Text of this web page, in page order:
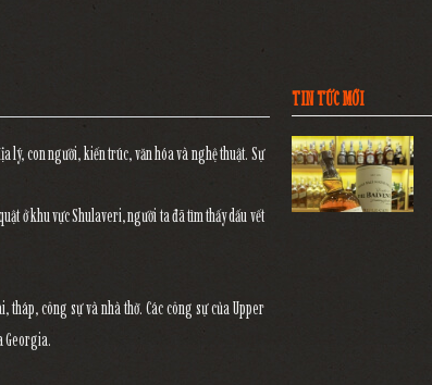
lý, con người, kiến trúc, văn hóa và nghệ thuật. Sự
ở khu vực Shulaveri, người ta đã tìm thấy dấu vết
tháp, công sự và nhà thờ. Các công sự của Upper
Georgia.
TIN TỨC MỚI